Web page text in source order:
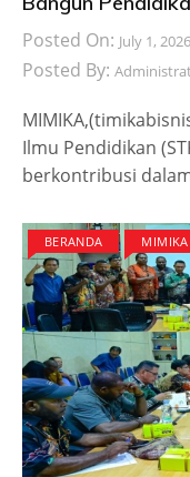
Posted On: July 1, 2026
Posted By:
Ilmu Pendidikan
berkontribusi
BERANDA MIMIKA